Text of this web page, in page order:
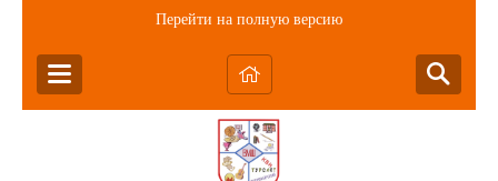
Перейти на полную версию